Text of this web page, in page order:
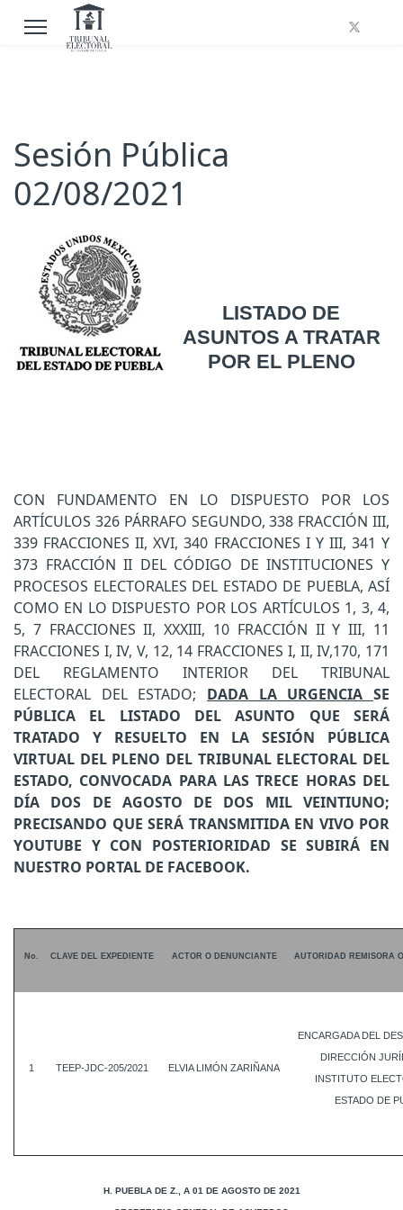
Sesión Pública
02/08/2021
LISTADO DE
ASUNTOS A TRATAR
POR EL PLENO
CON FUNDAMENTO EN LO DISPUESTO POR LOS
ARTÍCULOS 326 PÁRRAFO SEGUNDO, 338 FRACCIÓN III,
339 FRACCIONES II, XVI, 340 FRACCIONES I Y III, 341 Y
373 FRACCIÓN II DEL CÓDIGO DE INSTITUCIONES Y
PROCESOS ELECTORALES DEL ESTADO DE PUEBLA, ASÍ
COMO EN LO DISPUESTO POR LOS ARTÍCULOS 1, 3, 4,
5, 7 FRACCIONES II, XXXIII, 10 FRACCIÓN II Y III, 11
FRACCIONES I, IV, V, 12, 14 FRACCIONES I, II, IV,170, 171
DEL REGLAMENTO INTERIOR DEL TRIBUNAL
ELECTORAL DEL ESTADO; DADA LA URGENCIA SE
PÚBLICA EL LISTADO DEL ASUNTO QUE SERÁ
TRATADO Y RESUELTO EN LA SESIÓN PÚBLICA
VIRTUAL DEL PLENO DEL TRIBUNAL ELECTORAL DEL
ESTADO, CONVOCADA PARA LAS TRECE HORAS DEL
DÍA DOS DE AGOSTO DE DOS MIL VEINTIUNO;
PRECISANDO QUE SERÁ TRANSMITIDA EN VIVO POR
YOUTUBE Y CON POSTERIORIDAD SE SUBIRÁ EN
NUESTRO PORTAL DE FACEBOOK.
No. CLAVE DEL EXPEDIENTE ACTOR O DENUNCIANTE AUTORIDAD REMISORA
1 TEEP-JDC-205/2021 ELVIA LIMÓN ZARIÑANA
ENCARGADA DEL
DIRECCIÓN
INSTITUTO
ESTADO DE
H. PUEBLA DE Z., A 01 DE AGOSTO DE 2021